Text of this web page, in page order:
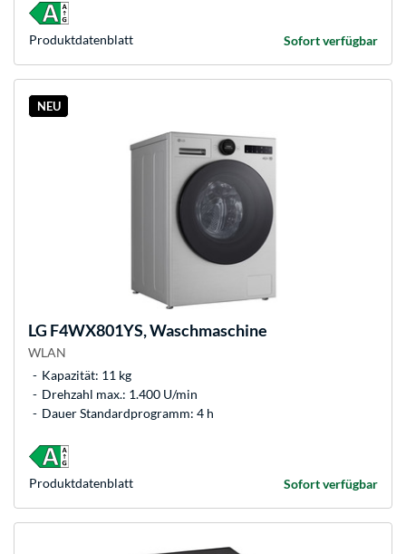
Sofort verfügbar
Produkt­datenblatt
NEU
LG F4WX801YS, Waschmaschine
WLAN
Kapazität: 11 kg
Drehzahl max.: 1.400 U/min
Dauer Standardprogramm: 4 h
Sofort verfügbar
Produkt­datenblatt